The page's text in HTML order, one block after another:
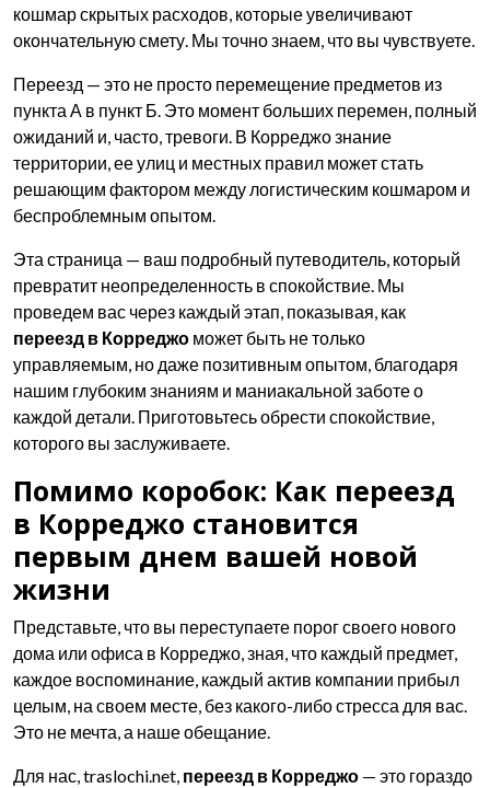
кошмар скрытых расходов, которые увеличивают
окончательную смету. Мы точно знаем, что вы чувствуете.
Переезд — это не просто перемещение предметов из
пункта А в пункт Б. Это момент больших перемен, полный
ожиданий и, часто, тревоги. В Корреджо знание
территории, ее улиц и местных правил может стать
решающим фактором между логистическим кошмаром и
беспроблемным опытом.
Эта страница — ваш подробный путеводитель, который
превратит неопределенность в спокойствие. Мы
проведем вас через каждый этап, показывая, как
переезд в Корреджо может быть не только
управляемым, но даже позитивным опытом, благодаря
нашим глубоким знаниям и маниакальной заботе о
каждой детали. Приготовьтесь обрести спокойствие,
которого вы заслуживаете.
Помимо коробок: Как переезд
в Корреджо становится
первым днем вашей новой
жизни
Представьте, что вы переступаете порог своего нового
дома или офиса в Корреджо, зная, что каждый предмет,
каждое воспоминание, каждый актив компании прибыл
целым, на своем месте, без какого-либо стресса для вас.
Это не мечта, а наше обещание.
Для нас, traslochi.net, переезд в Корреджо — это гораздо